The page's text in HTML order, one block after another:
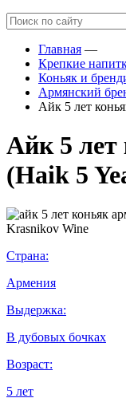
Главная —
Крепкие
Коньяк и
Армянский
Айк 5 лет
Айк 5 лет
(Haik 5
Страна:
Армения
Выдержка:
В дубовых бочках
Возраст:
5 лет